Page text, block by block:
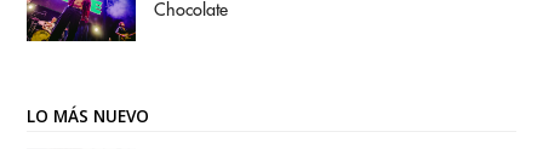
Chocolate
LO MÁS NUEVO